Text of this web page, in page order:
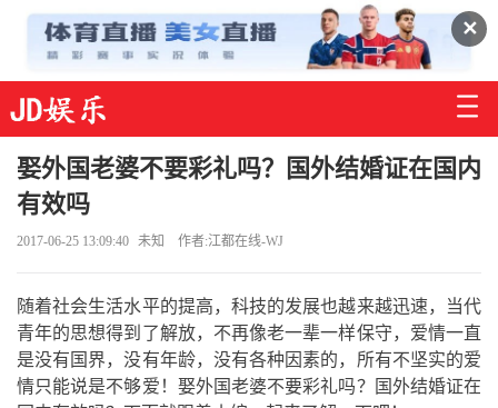
✕
娶外国老婆不要彩礼吗？国外结婚证在国内
有效吗
2017-06-25 13:09:40 未知 作者:江都在线-WJ
随着社会生活水平的提高，科技的发展也越来越迅速，当代
青年的思想得到了解放，不再像老一辈一样保守，爱情一直
是没有国界，没有年龄，没有各种因素的，所有不坚实的爱
情只能说是不够爱！娶外国老婆不要彩礼吗？国外结婚证在